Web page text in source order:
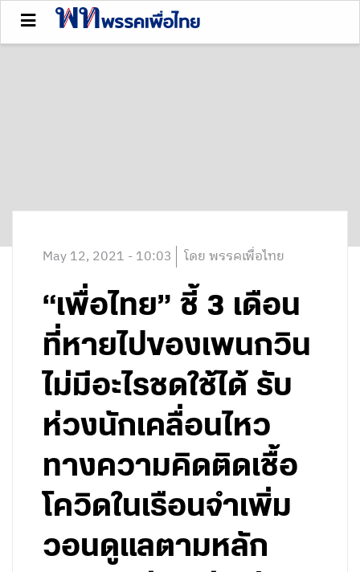
May 12, 2021 - 10:03 โดย พรรคเพื่อไทย
“เพื่อไทย” ชี้ 3 เดือน
ที่หายไปของเพนกวิน
ไม่มีอะไรชดใช้ได้ รับ
ห่วงนักเคลื่อนไหว
ทางความคิดติดเชื้อ
โควิดในเรือนจำเพิ่ม
วอนดูแลตามหลัก